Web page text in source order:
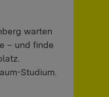
warten
– und finde
Studium.